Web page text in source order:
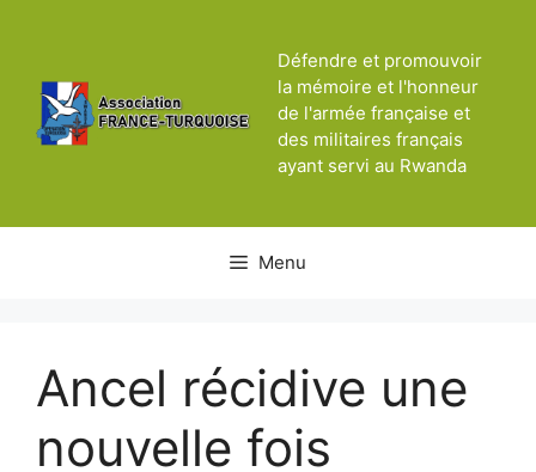
Défendre et promouvoir
la mémoire et l'honneur
de l'armée française et
des militaires français
ayant servi au Rwanda
Menu
Ancel récidive une
nouvelle fois